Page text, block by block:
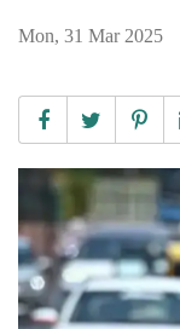
Mon, 31 Mar 2025